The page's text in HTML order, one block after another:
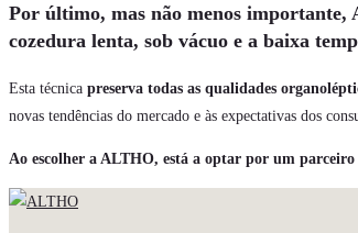
Por último, mas não menos importante,
cozedura lenta, sob vácuo e a baixa
Esta técnica preserva todas as qualidades
novas tendências do mercado e às expectativas dos
Ao escolher a ALTHO, está a optar por um